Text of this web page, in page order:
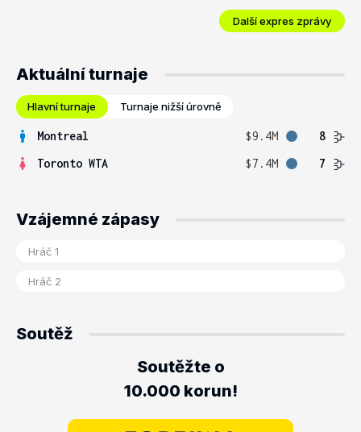
Další expres zprávy
Aktuální turnaje
Hlavní turnaje Turnaje nižší úrovně
Montreal $9.4M
8
Toronto WTA
$7.4M 7
Vzájemné zápasy
Soutěž
Soutěžte o
10.000 korun!